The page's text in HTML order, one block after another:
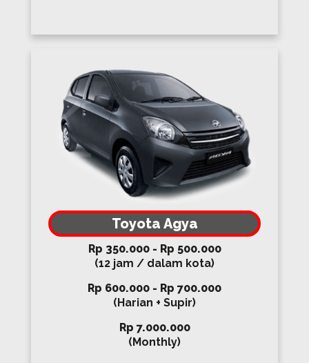
Toyota Agya
Rp 350.000 - Rp 500.000
(12 jam / dalam kota)
Rp 600.000 - Rp 700.000
(Harian + Supir)
Rp 7.000.000
(Monthly)